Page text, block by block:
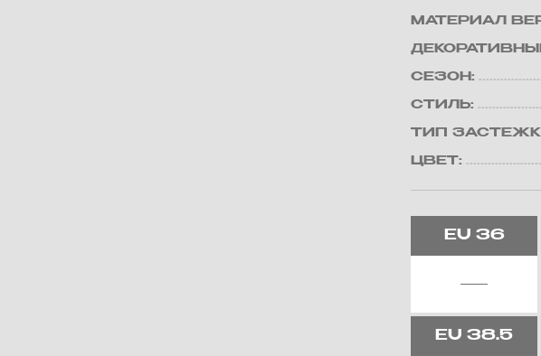
МАТЕРИАЛ
СЕЗОН:
СТИЛЬ:
ТИП
ЦВЕТ:
EU 36
EU 38.5